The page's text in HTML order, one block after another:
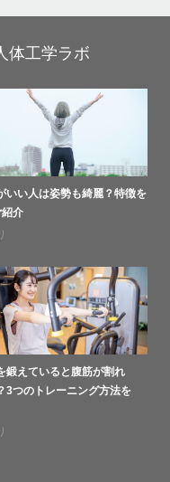
体工学ラボ
いい人は姿勢も綺麗？特徴を
介
鍛えていると腹筋が割れ
3つのトレーニング方法を